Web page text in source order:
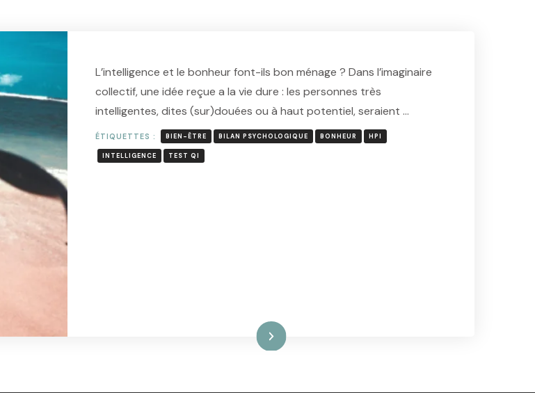
L’intelligence et le bonheur font-ils bon ménage ? Dans l’imaginaire
collectif, une idée reçue a la vie dure : les personnes très
intelligentes, dites (sur)douées ou à haut potentiel, seraient …
ÉTIQUETTES : BIEN-ÊTRE BILAN PSYCHOLOGIQUE BONHEUR HPI
INTELLIGENCE TEST QI
Lire la suite